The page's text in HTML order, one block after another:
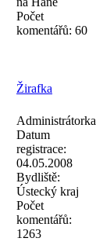
Počet
komentářů: 60
Žirafka
Administrátorka
Datum
registrace:
04.05.2008
Bydliště:
Ústecký kraj
Počet
komentářů:
1263